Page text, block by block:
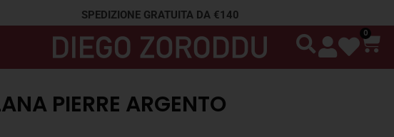
SPEDIZIONE GRATUITA DA €140
0
PIERRE ARGENTO